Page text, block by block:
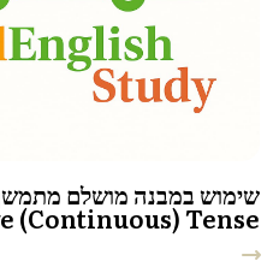
(Continuous) Tense